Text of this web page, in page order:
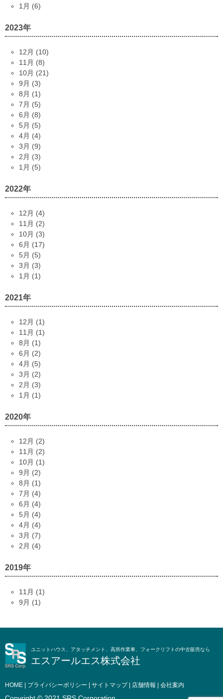
1月 (6)
2023年
12月 (10)
11月 (8)
10月 (21)
9月 (3)
8月 (1)
7月 (5)
6月 (8)
5月 (5)
4月 (4)
3月 (9)
2月 (3)
1月 (5)
2022年
12月 (4)
11月 (2)
10月 (3)
6月 (17)
5月 (5)
3月 (3)
1月 (1)
2021年
12月 (1)
11月 (1)
8月 (1)
6月 (2)
4月 (5)
3月 (2)
2月 (3)
1月 (1)
2020年
12月 (2)
11月 (2)
10月 (1)
9月 (2)
8月 (1)
7月 (4)
6月 (4)
5月 (4)
4月 (4)
3月 (7)
2月 (4)
2019年
11月 (1)
9月 (1)
ユニットハウス、アタッチメント、高所作業車、フォークリフトの中古販売なら
エスアールエス株式会社
HOME プライバシーポリシー サイトマップ| 店舗情報 会社案内